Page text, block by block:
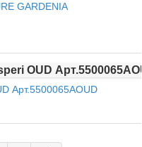
GARDENIA
Арт.5500065AOUD